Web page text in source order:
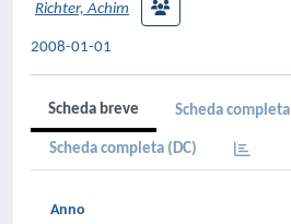
Richter, Achim
2008-01-01
Scheda breve Scheda completa
Scheda completa (DC)
Anno